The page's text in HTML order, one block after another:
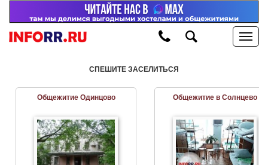
СПЕШИТЕ ЗАСЕЛИТЬСЯ
Общежитие Одинцово Общежитие в Солнцево